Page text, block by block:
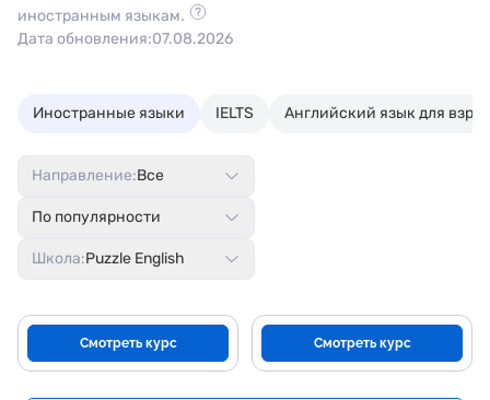
иностранным языкам.
Дата обновления:07.08.2026
Иностранные языки IELTS Английский язык для
Школа:Puzzle English
По популярности
Направление:Все
Смотреть курс Смотреть курс